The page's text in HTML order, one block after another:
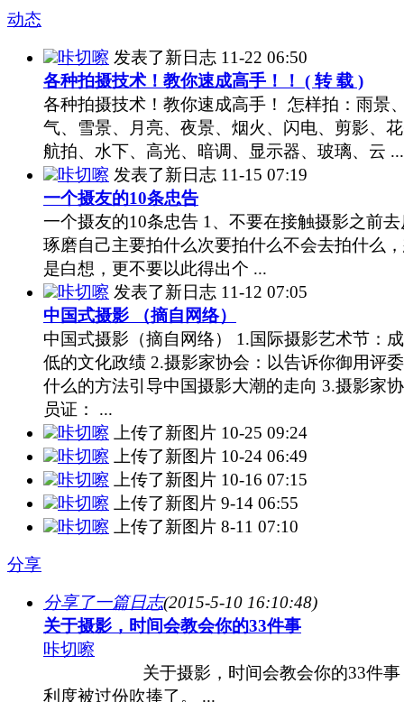
动态
咔切嚓 发表了新日志 11-22 06:50
各种拍摄技术！教你速成高手！！ ( 转 载 )
各种拍摄技术！教你速成高手！ 怎样拍：雨景
气、雪景、月亮、夜景、烟火、闪电、剪影、
航拍、水下、高光、暗调、显示器、玻璃、云 ...
咔切嚓 发表了新日志 11-15 07:19
一个摄友的10条忠告
一个摄友的10条忠告 1、不要在接触摄影之前
琢磨自己主要拍什么次要拍什么不会去拍什么
是白想，更不要以此得出个 ...
咔切嚓 发表了新日志 11-12 07:05
中国式摄影 （摘自网络）
中国式摄影（摘自网络） 1.国际摄影艺术节：
低的文化政绩 2.摄影家协会：以告诉你御用评
什么的方法引导中国摄影大潮的走向 3.摄影家
员证： ...
咔切嚓 上传了新图片 10-25 09:24
咔切嚓 上传了新图片 10-24 06:49
咔切嚓 上传了新图片 10-16 07:15
咔切嚓 上传了新图片 9-14 06:55
咔切嚓 上传了新图片 8-11 07:10
分享
分享了一篇日志(2015-5-10 16:10:48)
关于摄影，时间会教会你的33件事
咔切嚓
关于摄影，时间会教会你的33件事
利度被过份吹捧了。 ...